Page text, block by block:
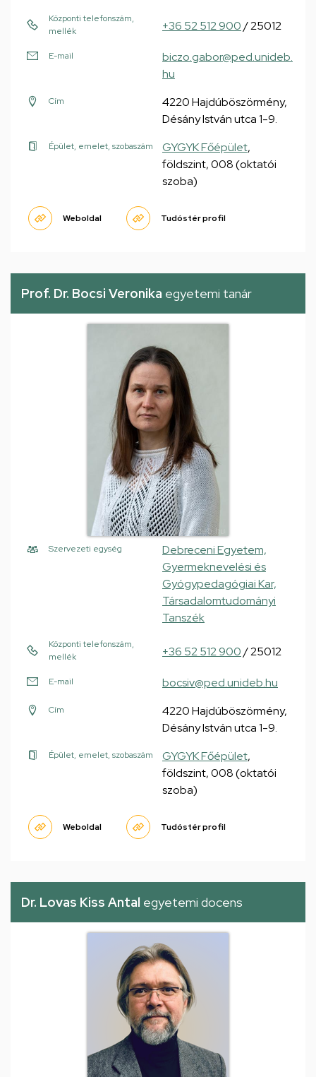
Központi telefonszám,
mellék
+36 52 512 900/ 25012
E-mail
biczo.gabor@ped.unideb.
hu
Cím
4220 Hajdúböszörmény,
Désány István utca 1-9.
Épület, emelet, szobaszám GYGYK Főépület,
földszint, 008 (oktatói
szoba)
Weboldal Tudóstér profil
Prof. Dr. Bocsi Veronika egyetemi tanár
Szervezeti egység
Debreceni Egyetem,
Gyermeknevelési és
Gyógypedagógiai Kar,
Társadalomtudományi
Tanszék
Központi telefonszám,
mellék
+36 52 512 900/ 25012
E-mail bocsiv@ped.unideb.hu
Cím
4220 Hajdúböszörmény,
Désány István utca 1-9.
Épület, emelet, szobaszám GYGYK Főépület,
földszint, 008 (oktatói
szoba)
Weboldal Tudóstér profil
Dr. Lovas Kiss Antal egyetemi docens